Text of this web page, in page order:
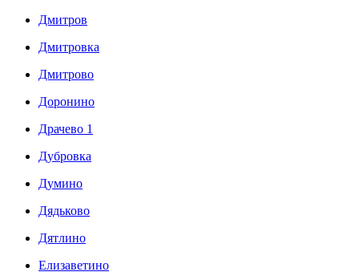
Дмитров
Дмитровка
Дмитрово
Доронино
Драчево 1
Дубровка
Думино
Дядьково
Дятлино
Елизаветино